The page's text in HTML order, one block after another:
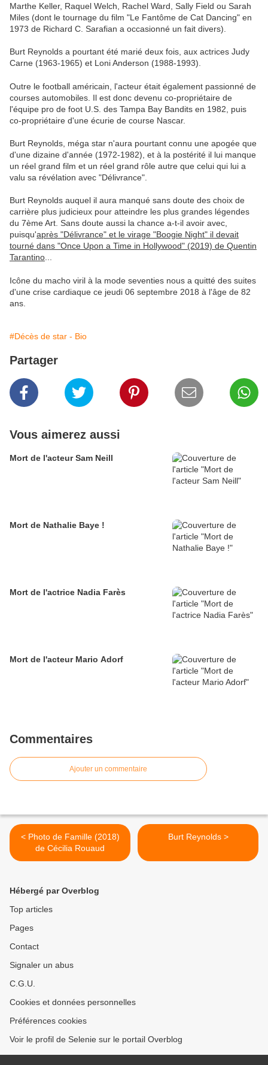
Marthe Keller, Raquel Welch, Rachel Ward, Sally Field ou Sarah
Miles (dont le tournage du film "Le Fantôme de Cat Dancing" en
1973 de Richard C. Sarafian a occasionné un fait divers).
Burt Reynolds a pourtant été marié deux fois, aux actrices Judy
Carne (1963-1965) et Loni Anderson (1988-1993).
Outre le football américain, l'acteur était également passionné de
courses automobiles. Il est donc devenu co-propriétaire de
l'équipe pro de foot U.S. des Tampa Bay Bandits en 1982, puis
co-propriétaire d'une écurie de course Nascar.
Burt Reynolds, méga star n'aura pourtant connu une apogée que
d'une dizaine d'année (1972-1982), et à la postérité il lui manque
un réel grand film et un réel grand rôle autre que celui qui lui a
valu sa révélation avec "Délivrance".
Burt Reynolds auquel il aura manqué sans doute des choix de
carrière plus judicieux pour atteindre les plus grandes légendes
du 7ème Art. Sans doute aussi la chance a-t-il avoir avec,
puisqu'après "Délivrance" et le virage "Boogie Night" il devait
tourné dans "Once Upon a Time in Hollywood" (2019) de Quentin
Tarantino
Icône du macho viril à la mode seventies nous a quitté des suites
d'une crise cardiaque ce jeudi 06 septembre 2018 à l'âge de 82
ans.
#Décès de star - Bio
Partager
Vous aimerez aussi
Mort de l'acteur Sam Neill
Mort de Nathalie Baye !
Mort de l'actrice Nadia Farès
Mort de l'acteur Mario Adorf
Commentaires
Ajouter un commentaire
< Photo de Famille (2018)
de Cécilia Rouaud
Burt Reynolds >
Hébergé par Overblog
Top articles
Pages
Contact
Signaler un abus
C.G.U.
Cookies et données personnelles
Préférences cookies
Voir le profil de Selenie sur le portail Overblog